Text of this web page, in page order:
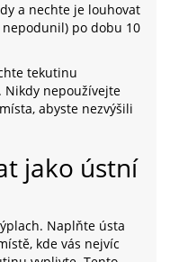
a nechte je louhovat
po dobu 10
tekutinu
nepoužívejte
abyste nezvýšili
jako ústní
Naplňte ústa
kde vás nejvíc